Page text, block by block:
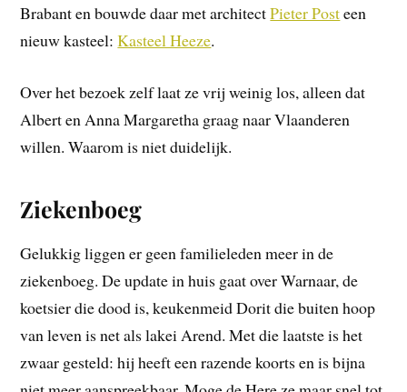
Brabant en bouwde daar met architectPieter Posteen
nieuw kasteel:Kasteel Heeze.
Over het bezoek zelf laat ze vrij weinig los, alleen dat
Albert en Anna Margaretha graag naar Vlaanderen
willen. Waarom is niet duidelijk.
Ziekenboeg
Gelukkig liggen er geen familieleden meer in de
ziekenboeg. De update in huis gaat over Warnaar, de
koetsier die dood is, keukenmeid Dorit die buiten hoop
van leven is net als lakei Arend. Met die laatste is het
zwaar gesteld: hij heeft een razende koorts en is bijna